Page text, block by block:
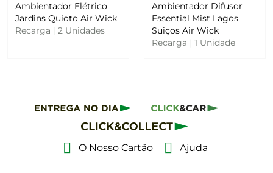
Ambientador Elétrico
Jardins Quioto Air Wick
Recarga
2 Unidades
Ambientador Difusor
Essential Mist Lagos
Suiços Air Wick
Recarga
1 Unidade
O Nosso Cartão Ajuda